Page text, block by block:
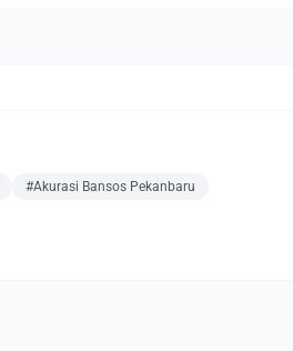
#Akurasi Bansos Pekanbaru